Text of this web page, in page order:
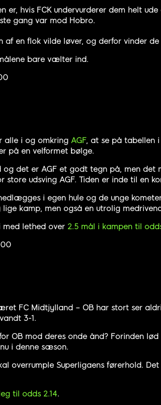
er, hvis FCK undervurderer dem helt
gang var mod Hobro.
af en flok vilde løver, og derfor vinder
bare vælter ind.
alle i og omkring AGF, at se på tabellen i
på en velformet bølge.
det er AGF et godt tegn på, men det
udsving AGF. Tiden er inde til en
i egen hule og de unge
kamp, men også en utrolig
med lethed over 2.5 mål i kampen til
FC Midtjylland – OB har stort ser
3-1.
OB mod deres onde ånd? Forinden
i denne sæson.
overrumple Superligaens førerhold.
til odds 2.14.